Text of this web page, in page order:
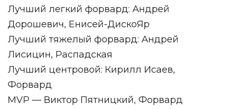
Лучший легкий форвард: Андрей
Дорошевич, Енисей-ДискоЯр
Лучший тяжелый форвард: Андрей
Лисицин, Распадская
Лучший центровой: Кирилл Исаев,
Форвард
MVP — Виктор Пятницкий, Форвард